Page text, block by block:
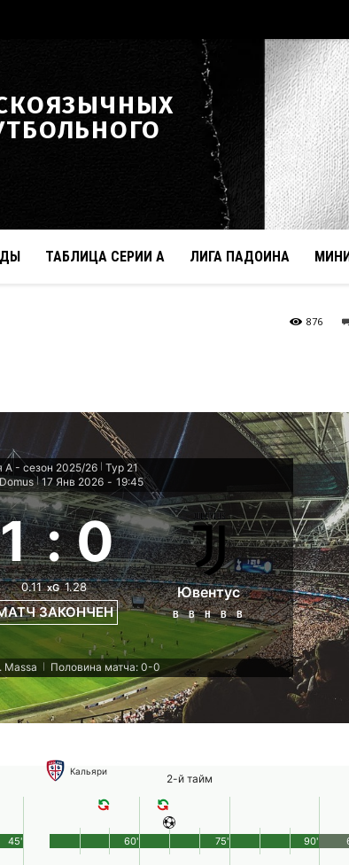
ТАБЛИЦА СЕРИИ А ЛИГА ПАДОИНА
876
А - сезон 2025/26 Тур 21
| 17 Янв 2026 - 19:45
1 : 0
0.11 xG 1.28
ЗАКОНЧЕН
Ювентус
В В Н В В
Massa
Половина матча: 0-0
45'
Кальяри
2-й тайм
90'
60' 75'